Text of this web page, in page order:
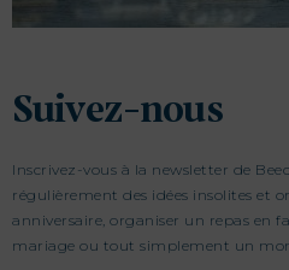
DEMANDER
Suivez-nous
Inscrivez-vous à la newsletter de
régulièrement des idées insolites et
anniversaire, organiser un repas en
mariage ou tout simplement un